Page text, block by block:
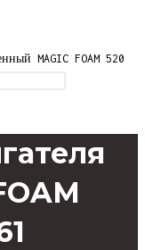
MAGIC FOAM 520